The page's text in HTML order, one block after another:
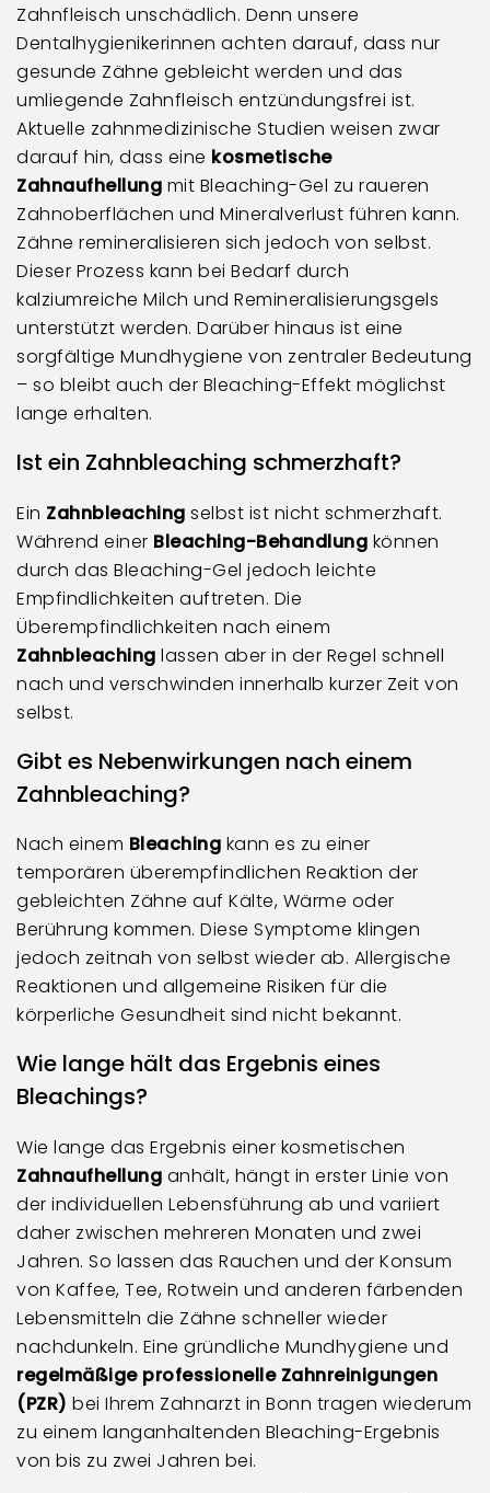
Zahnfleisch unschädlich. Denn unsere
Dentalhygienikerinnen achten darauf, dass nur
gesunde Zähne gebleicht werden und das
umliegende Zahnfleisch entzündungsfrei ist.
Aktuelle zahnmedizinische Studien weisen zwar
darauf hin, dass eine kosmetische
Zahnaufhellung mit Bleaching-Gel zu raueren
Zahnoberflächen und Mineralverlust führen kann.
Zähne remineralisieren sich jedoch von selbst.
Dieser Prozess kann bei Bedarf durch
kalziumreiche Milch und Remineralisierungsgels
unterstützt werden. Darüber hinaus ist eine
sorgfältige Mundhygiene von zentraler Bedeutung
– so bleibt auch der Bleaching-Effekt möglichst
lange erhalten.
Ist ein Zahnbleaching schmerzhaft?
Ein Zahnbleaching selbst ist nicht schmerzhaft.
Während einer Bleaching-Behandlung können
durch das Bleaching-Gel jedoch leichte
Empfindlichkeiten auftreten. Die
Überempfindlichkeiten nach einem
Zahnbleaching lassen aber in der Regel schnell
nach und verschwinden innerhalb kurzer Zeit von
selbst.
Gibt es Nebenwirkungen nach einem
Zahnbleaching?
Nach einem Bleaching kann es zu einer
temporären überempfindlichen Reaktion der
gebleichten Zähne auf Kälte, Wärme oder
Berührung kommen. Diese Symptome klingen
jedoch zeitnah von selbst wieder ab. Allergische
Reaktionen und allgemeine Risiken für die
körperliche Gesundheit sind nicht bekannt.
Wie lange hält das Ergebnis eines
Bleachings?
Wie lange das Ergebnis einer kosmetischen
Zahnaufhellung anhält, hängt in erster Linie von
der individuellen Lebensführung ab und variiert
daher zwischen mehreren Monaten und zwei
Jahren. So lassen das Rauchen und der Konsum
von Kaffee, Tee, Rotwein und anderen färbenden
Lebensmitteln die Zähne schneller wieder
nachdunkeln. Eine gründliche Mundhygiene und
regelmäßige professionelle Zahnreinigungen
(PZR) bei Ihrem Zahnarzt in Bonn tragen wiederum
zu einem langanhaltenden Bleaching-Ergebnis
von bis zu zwei Jahren bei.